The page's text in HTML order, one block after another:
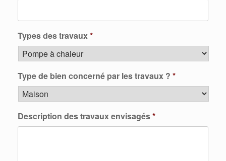
Types des travaux*
Type de bien concerné par les travaux ? *
Description des travaux envisagés*